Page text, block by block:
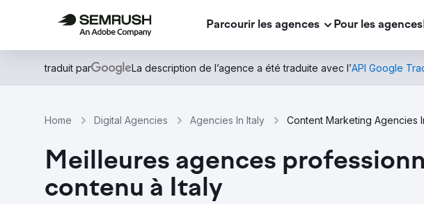
Parcourir les agences Pour les agences
traduit par La description de l’agence a été traduite avec l’API Google
Home Digital Agencies Agencies In Italy Content Marketing Agencies
Meilleures agences
contenu à Italy